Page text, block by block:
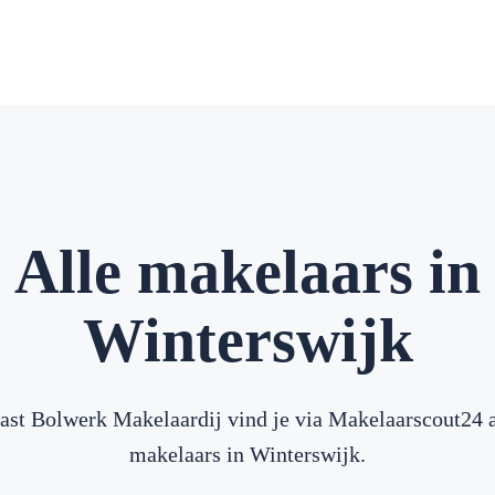
Alle makelaars in
Winterswijk
Bolwerk Makelaardij vind je via Makelaarscout24
makelaars in Winterswijk.